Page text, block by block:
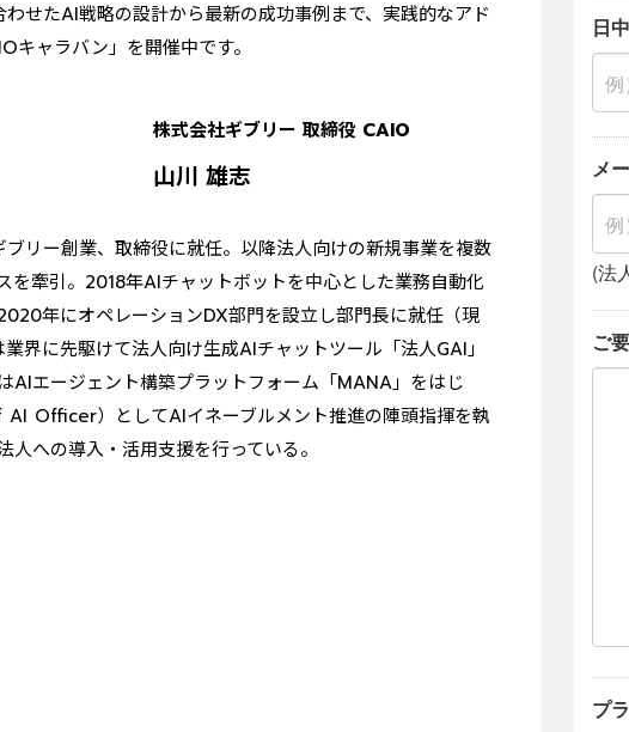
わせたAI戦略の設計から最新の成功事例まで、実践的なアド
キャラバン」を開催中です。
株式会社ギブリー 取締役 CAIO
山川 雄志
リー創業、取締役に就任。以降法人向けの新規事業を複数
を牽引。2018年AIチャットボットを中心とした業務自動化
年にオペレーションDX部門を設立し部門長に就任（現
界に先駆けて法人向け生成AIチャットツール「法人GAI」
AIエージェント構築プラットフォーム「MANA」をはじ
Officer）としてAIイネーブルメント推進の陣頭指揮を執
人への導入・活用支援を行っている。